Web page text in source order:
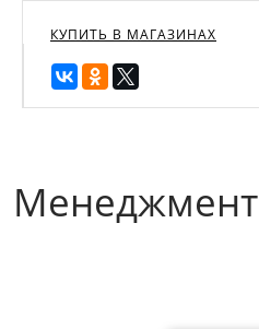
КУПИТЬ В МАГАЗИНАХ
Менеджмент